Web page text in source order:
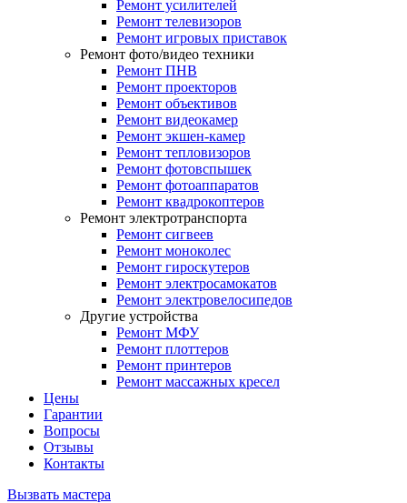
Ремонт усилителей
Ремонт телевизоров
Ремонт игровых приставок
Ремонт фото/видео техники
Ремонт ПНВ
Ремонт проекторов
Ремонт объективов
Ремонт видеокамер
Ремонт экшен-камер
Ремонт тепловизоров
Ремонт фотовспышек
Ремонт фотоаппаратов
Ремонт квадрокоптеров
Ремонт электротранспорта
Ремонт сигвеев
Ремонт моноколес
Ремонт гироскутеров
Ремонт электросамокатов
Ремонт электровелосипедов
Другие устройства
Ремонт МФУ
Ремонт плоттеров
Ремонт принтеров
Ремонт массажных кресел
Цены
Гарантии
Вопросы
Отзывы
Контакты
Вызвать мастера